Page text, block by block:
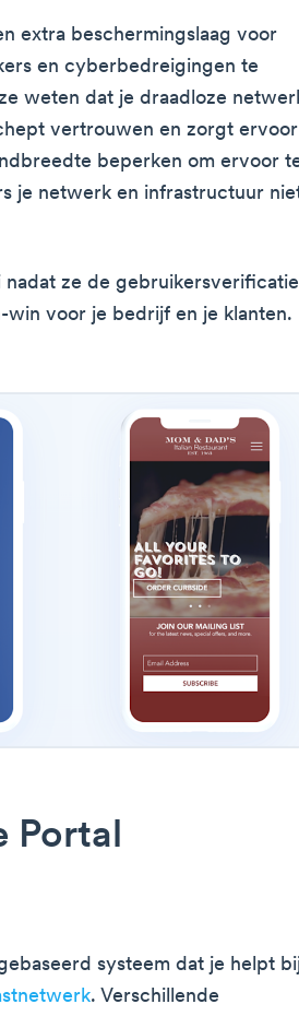
extra beschermingslaag voor
en cyberbedreigingen te
weten dat je draadloze
vertrouwen en zorgt ervoor
beperken om ervoor
je netwerk en infrastructuur
nadat ze de gebruikersverificatie
voor je bedrijf en je klanten.
Portal
systeem dat je helpt
. Verschillende